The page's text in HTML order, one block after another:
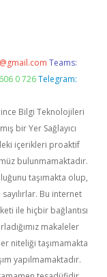
Teams:
0 726 Telegram:
Bilgi Teknolojileri
bir Yer Sağlayıcı
içerikleri proaktif
bulunmamaktadır.
taşımakta olup,
Bu internet
ile hiçbir bağlantısı
makaleler
niteliği taşımamakta
yapılmamaktadır.